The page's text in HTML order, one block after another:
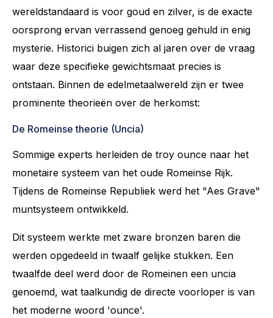
wereldstandaard is voor goud en zilver, is de exacte
oorsprong ervan verrassend genoeg gehuld in enig
mysterie. Historici buigen zich al jaren over de vraag
waar deze specifieke gewichtsmaat precies is
ontstaan. Binnen de edelmetaalwereld zijn er twee
prominente theorieën over de herkomst:
De Romeinse theorie (Uncia)
Sommige experts herleiden de troy ounce naar het
monetaire systeem van het oude Romeinse Rijk.
Tijdens de Romeinse Republiek werd het "Aes Grave"
muntsysteem ontwikkeld.
Dit systeem werkte met zware bronzen baren die
werden opgedeeld in twaalf gelijke stukken. Een
twaalfde deel werd door de Romeinen een uncia
genoemd, wat taalkundig de directe voorloper is van
het moderne woord 'ounce'.